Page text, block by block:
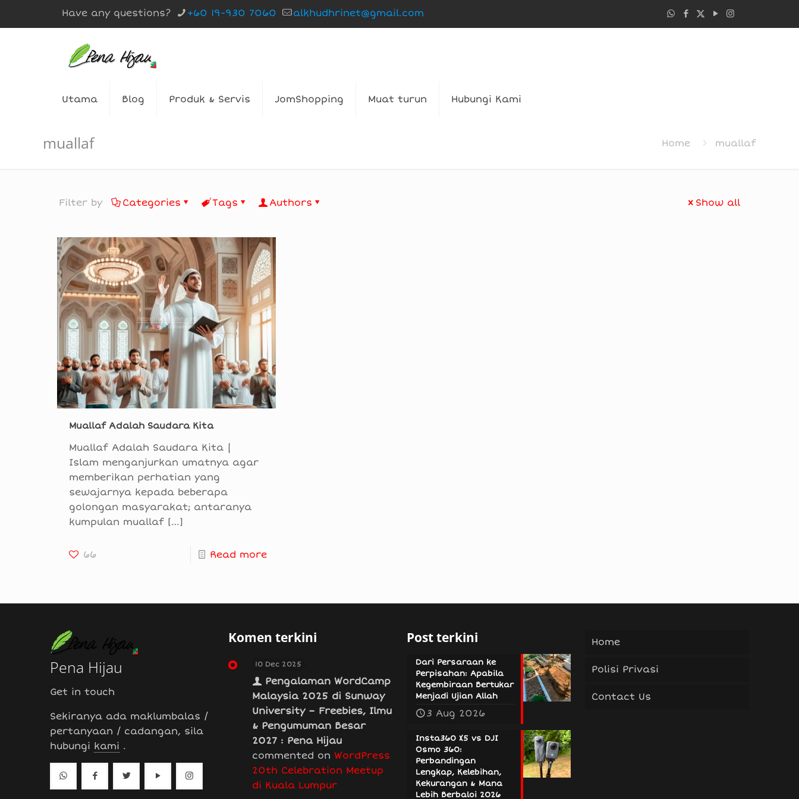
Have any questions? +60 19-930 7060 alkhudhrinet@gmail.com
Utama Blog Produk & Servis JomShopping Muat turun Hubungi Kami
muallaf Home muallaf
Filter by Categories Tags Authors Show all
Muallaf Adalah Saudara Kita
Muallaf Adalah Saudara Kita |
Islam menganjurkan umatnya agar
memberikan perhatian yang
sewajarnya kepada beberapa
golongan masyarakat; antaranya
kumpulan muallaf[…]
66 Read more
Pena Hijau
Get in touch
Sekiranya ada maklumbalas /
pertanyaan / cadangan, sila
hubungi kami .
Komen terkini
10 Dec 2025
Pengalaman WordCamp
Malaysia 2025 di Sunway
University – Freebies, Ilmu
& Pengumuman Besar
2027 : Pena Hijau
commented on WordPress
20th Celebration Meetup
di Kuala Lumpur
Post terkini
Dari Persaraan ke
Perpisahan: Apabila
Kegembiraan Bertukar
Menjadi Ujian Allah
3 Aug 2026
Insta360 X5 vs DJI
Osmo 360:
Perbandingan
Lengkap, Kelebihan,
Kekurangan & Mana
Lebih Berbaloi 2026
Home
Polisi Privasi
Contact Us